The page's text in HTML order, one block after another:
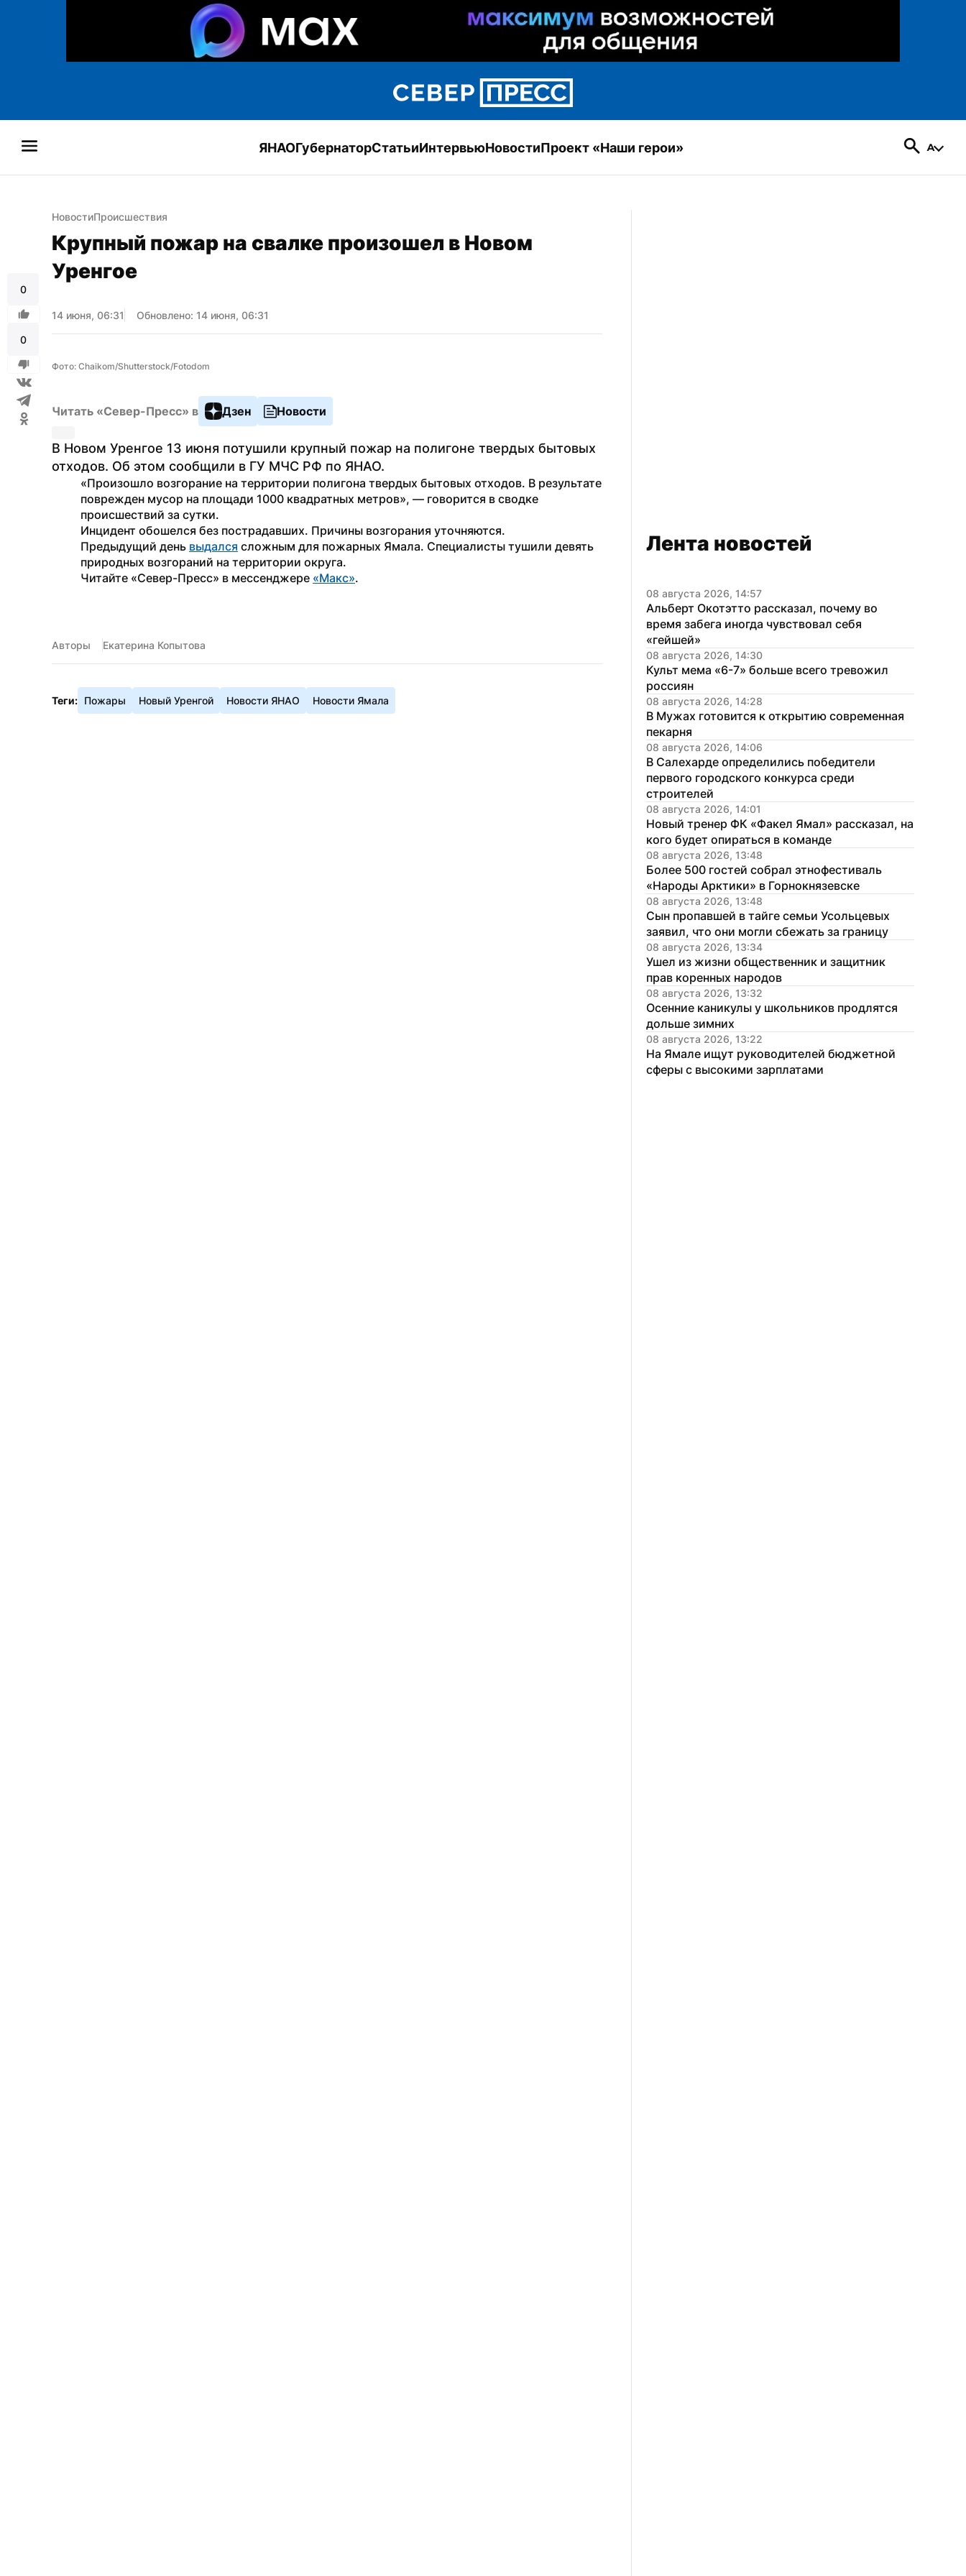
ЯНАОГубернаторСтатьиИнтервьюНовостиПроект «Наши герои»
0
0
НовостиПроисшествия
Крупный пожар на свалке произошел в Новом
Уренгое
14 июня, 06:31 Обновлено: 14 июня, 06:31
Фото: Chaikom/Shutterstock/Fotodom
Читать «Север-Пресс» в Дзен Новости
В Новом Уренгое 13 июня потушили крупный пожар на полигоне твердых бытовых
отходов. Об этом сообщили в ГУ МЧС РФ по ЯНАО.
«Произошло возгорание на территории полигона твердых бытовых отходов. В результате
поврежден мусор на площади 1000 квадратных метров», — говорится в сводке
происшествий за сутки.
Инцидент обошелся без пострадавших. Причины возгорания уточняются.
Предыдущий день выдался сложным для пожарных Ямала. Специалисты тушили девять
природных возгораний на территории округа.
Читайте «Север-Пресс» в мессенджере «Макс».
Авторы Екатерина Копытова
Теги: Пожары Новый Уренгой Новости ЯНАО Новости Ямала
Лента новостей
08 августа 2026, 14:57
Альберт Окотэтто рассказал, почему во
время забега иногда чувствовал себя
«гейшей»
08 августа 2026, 14:30
Культ мема «6-7» больше всего тревожил
россиян
08 августа 2026, 14:28
В Мужах готовится к открытию современная
пекарня
08 августа 2026, 14:06
В Салехарде определились победители
первого городского конкурса среди
строителей
08 августа 2026, 14:01
Новый тренер ФК «Факел Ямал» рассказал, на
кого будет опираться в команде
08 августа 2026, 13:48
Более 500 гостей собрал этнофестиваль
«Народы Арктики» в Горнокнязевске
08 августа 2026, 13:48
Сын пропавшей в тайге семьи Усольцевых
заявил, что они могли сбежать за границу
08 августа 2026, 13:34
Ушел из жизни общественник и защитник
прав коренных народов
08 августа 2026, 13:32
Осенние каникулы у школьников продлятся
дольше зимних
08 августа 2026, 13:22
На Ямале ищут руководителей бюджетной
сферы с высокими зарплатами